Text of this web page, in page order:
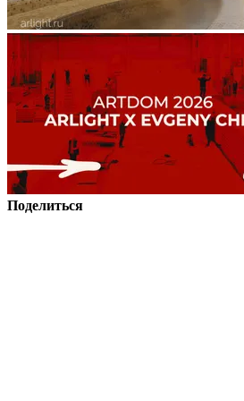
Поделиться